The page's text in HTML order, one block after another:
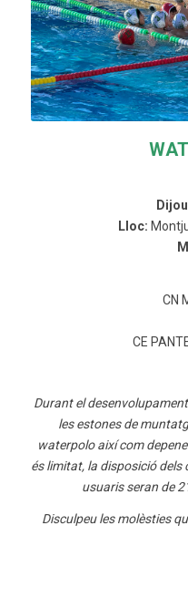
Lloc:
CN
CE
Durant el
les estones de
waterpolo així com
és limitat, la disposició
usuaris seran de
Disculpeu les molèsties